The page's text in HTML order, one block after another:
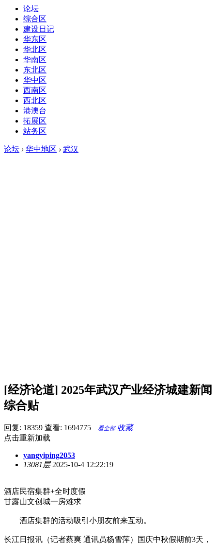
论坛
综合区
建设日记
华东区
华北区
华南区
东北区
华中区
西南区
西北区
港澳台
拓展区
站务区
论坛 › 华中地区 › 武汉
[经济论道] 2025年武汉产业经济城建新闻
综合贴
回复: 18359 查看: 1694775 看全部 收藏
点击重新加载
yangyiping2053
13081层2025-10-4 12:22:19
酒店民宿集群+全时度假
甘露山文创城一房难求
酒店集群的活动吸引小朋友前来互动。
长江日报讯（记者蔡爽 通讯员杨雪萍）国庆中秋假期前3天，